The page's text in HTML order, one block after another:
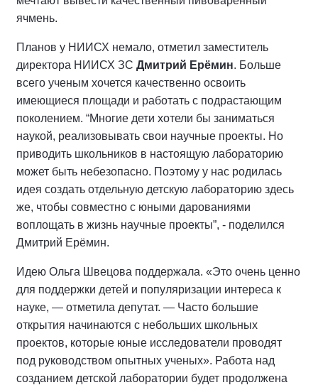
ячмень.
Планов у НИИСХ немало, отметил заместитель
директора НИИСХ ЗС Дмитрий Ерёмин. Больше
всего ученым хочется качественно освоить
имеющиеся площади и работать с подрастающим
поколением. “Многие дети хотели бы заниматься
наукой, реализовывать свои научные проекты. Но
приводить школьников в настоящую лабораторию
может быть небезопасно. Поэтому у нас родилась
идея создать отдельную детскую лабораторию здесь
же, чтобы совместно с юными дарованиями
воплощать в жизнь научные проекты”, - поделился
Дмитрий Ерёмин.
Идею Ольга Швецова поддержала. «Это очень ценно
для поддержки детей и популяризации интереса к
науке, — отметила депутат. — Часто большие
открытия начинаются с небольших школьных
проектов, которые юные исследователи проводят
под руководством опытных ученых». Работа над
созданием детской лаборатории будет продолжена